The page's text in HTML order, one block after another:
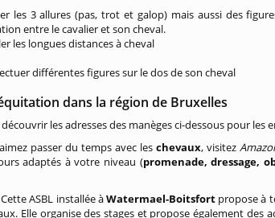
les 3 allures (pas, trot et galop) mais aussi des
entre le cavalier et son cheval.
les longues distances à cheval
différentes figures sur le dos de son cheval
dans la région de Bruxelles
les adresses des manèges ci-dessous pour les
passer du temps avec leschevaux, visitez
adaptés à votre niveau (promenade, dressage,
ASBL installée àWatermael-Boitsfort propose à
Elle organise des stages et propose également des